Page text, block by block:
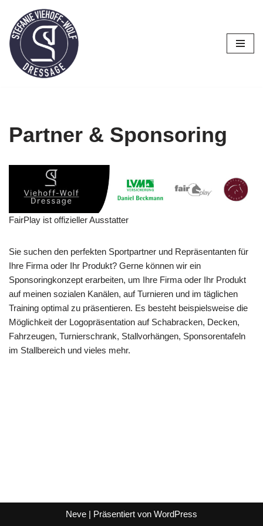
Zum
Inhalt
springen
Partner & Sponsoring
FairPlay ist offizieller Ausstatter
Sie suchen den perfekten Sportpartner und Repräsentanten für
Ihre Firma oder Ihr Produkt? Gerne können wir ein
Sponsoringkonzept erarbeiten, um Ihre Firma oder Ihr Produkt
auf meinen sozialen Kanälen, auf Turnieren und im täglichen
Training optimal zu präsentieren. Es besteht beispielsweise die
Möglichkeit der Logopräsentation auf Schabracken, Decken,
Fahrzeugen, Turnierschrank, Stallvorhängen, Sponsorentafeln
im Stallbereich und vieles mehr.
Neve | Präsentiert von WordPress